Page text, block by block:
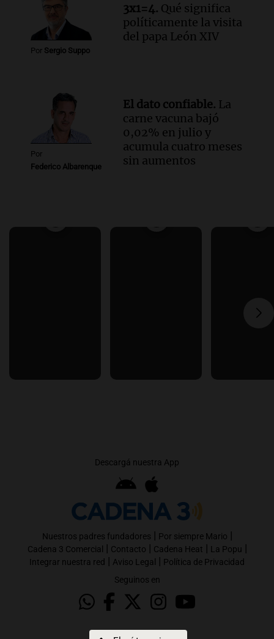
Por Sergio Suppo
3x1=4. Qué significa
políticamente la visita
del papa León XIV
Por
Federico Albarenque
El dato confiable. La
carne vacuna bajó
0,02% en julio y
acumula cuatro meses
sin aumentos
Descargá nuestra App
Nuestros padres fundadores | Por siempre Mario |
Cadena 3 Comercial | Contacto | Cadena Heat | La Popu |
Integrar nuestra red | Aviso Legal | Política de Privacidad
Seguinos en